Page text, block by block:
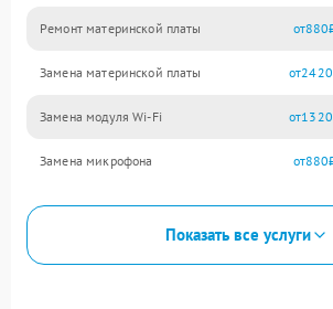
Ремонт материнской платы 880
Замена материнской платы 2420
Замена модуля Wi-Fi 1320
Замена микрофона 880
Показать все услуги